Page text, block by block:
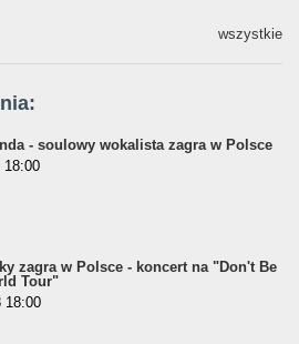
wszystkie
- soulowy wokalista zagra w Polsce
18:00
zagra w Polsce - koncert na "Don't Be
Tour"
18:00